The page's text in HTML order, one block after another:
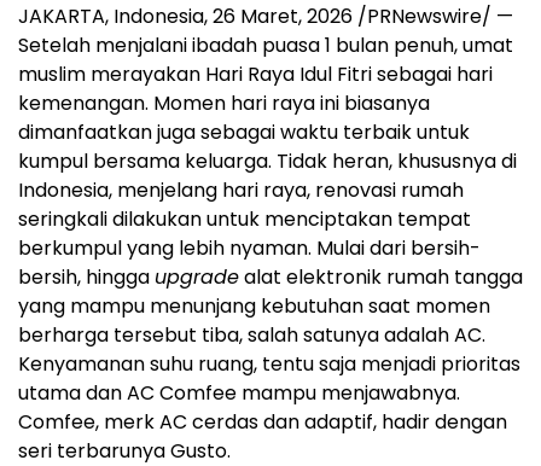
JAKARTA, Indonesia,26 Maret, 2026 /PRNewswire/ —
Setelah menjalani ibadah puasa 1 bulan penuh, umat
muslim merayakan Hari Raya Idul Fitri sebagai hari
kemenangan. Momen hari raya ini biasanya
dimanfaatkan juga sebagai waktu terbaik untuk
kumpul bersama keluarga. Tidak heran, khususnya di
Indonesia, menjelang hari raya, renovasi rumah
seringkali dilakukan untuk menciptakan tempat
berkumpul yang lebih nyaman. Mulai dari bersih-
bersih, hingga upgradealat elektronik rumah tangga
yang mampu menunjang kebutuhan saat momen
berharga tersebut tiba, salah satunya adalah AC.
Kenyamanan suhu ruang, tentu saja menjadi prioritas
utama dan AC Comfee mampu menjawabnya.
Comfee, merk AC cerdas dan adaptif, hadir dengan
seri terbarunya Gusto.